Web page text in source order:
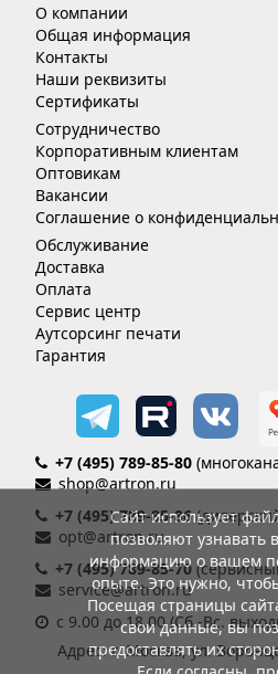
О компании
Общая информация
Контакты
Наши реквизиты
Сертификаты
Сотрудничество
Корпоративным клиентам
Оптовикам
Вакансии
Соглашение о
Обслуживание
Доставка
Оплата
Сервис центр
Аутсорсинг печати
Гарантия
+7 (495) 789-85-80
shop@artron.ru
+7 (495) 789-85-86
opt@artron.ru
+7 (495) 789-85-70
service@artron.ru
с 9.00 до 18.00 (Сб.-Вс.
Адрес: г. Москва, ул.
Сайт использует
позволяют узнавать
информацию о вашем
опыте. Это нужно,
Посещая страницы
свои данные, вы
предоставлять их